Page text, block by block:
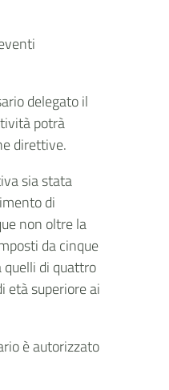
delegato il
potrà
direttive.
sia stata
di
non oltre la
da cinque
quelli di quattro
età superiore ai
è autorizzato